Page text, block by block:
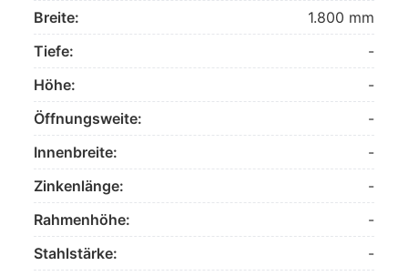
Breite:
1.800 mm
Tiefe:
-
Höhe:
-
Öffnungsweite:
-
Innenbreite:
-
Zinkenlänge:
-
Rahmenhöhe:
-
Stahlstärke:
-